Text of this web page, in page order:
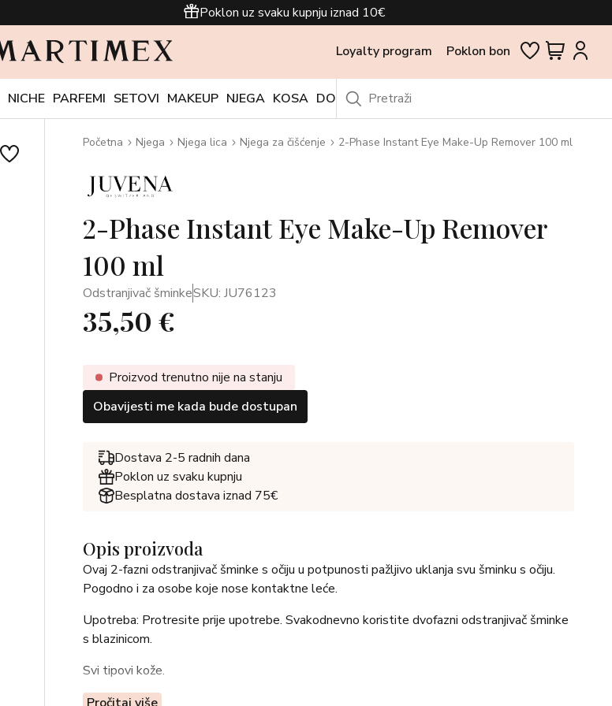
Poklon uz svaku kupnju iznad 10€
Loyalty program Poklon bon
NICHE PARFEMI SETOVI MAKEUP NJEGA KOSA DODACI OUTLET
Početna Njega Njega lica Njega za čišćenje 2-Phase Instant Eye Make-Up Remover 100 ml
2-Phase Instant Eye Make-Up Remover
100 ml
Odstranjivač šminkeSKU: JU76123
35,50 €
Proizvod trenutno nije na stanju
Obavijesti me kada bude dostupan
Dostava 2-5 radnih dana
Poklon uz svaku kupnju
Besplatna dostava iznad 75€
Opis proizvoda
Ovaj 2-fazni odstranjivač šminke s očiju u potpunosti pažljivo uklanja svu šminku s očiju.
Pogodno i za osobe koje nose kontaktne leće.
Upotreba: Protresite prije upotrebe. Svakodnevno koristite dvofazni odstranjivač šminke
s blazinicom.
Svi tipovi kože.